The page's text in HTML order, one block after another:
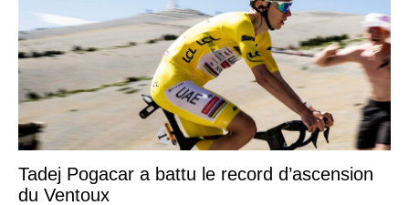
Tadej Pogacar a battu le record d’ascension
du Ventoux